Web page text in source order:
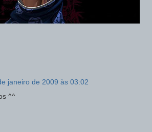
janeiro de 2009 às 03:02
^^